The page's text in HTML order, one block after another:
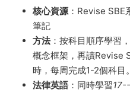
核心資源 ：Revise
筆記
方法：按科目順序學習
概念框架，再讀Revise
時，每周完成1-2個科目。
法律英語：同時學習